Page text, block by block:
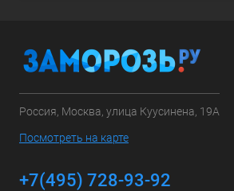
Россия, Москва, улица Куусинена, 19А
Посмотреть на карте
+7(495) 728-93-92